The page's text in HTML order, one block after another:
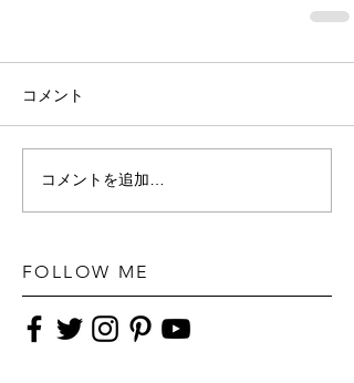
コメント
コメントを追加…
FOLLOW ME